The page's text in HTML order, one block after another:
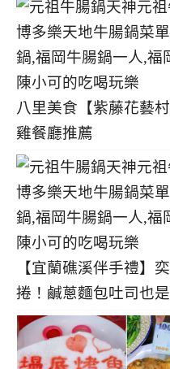
八里美食【紫藤花藝
雞餐廳推薦
【宜蘭礁溪伴手禮】
捲！鹹蔥麵包吐司也